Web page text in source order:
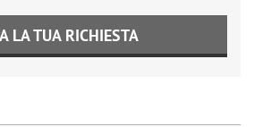
LA TUA RICHIESTA